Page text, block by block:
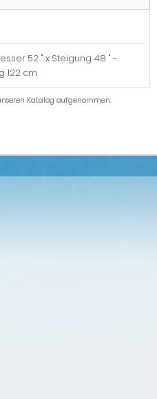
52 " x Steigung: 48 " -
122 cm
Katalog aufgenommen.